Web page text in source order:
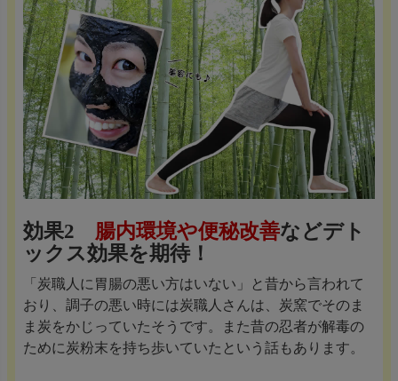
効果2 腸内環境や便秘改善などデト
ックス効果を期待！
「炭職人に胃腸の悪い方はいない」と昔から言われて
おり、調子の悪い時には炭職人さんは、炭窯でそのま
ま炭をかじっていたそうです。また昔の忍者が解毒の
ために炭粉末を持ち歩いていたという話もあります。